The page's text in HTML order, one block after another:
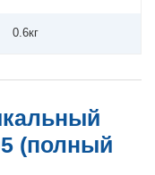
0.6кг
(полный